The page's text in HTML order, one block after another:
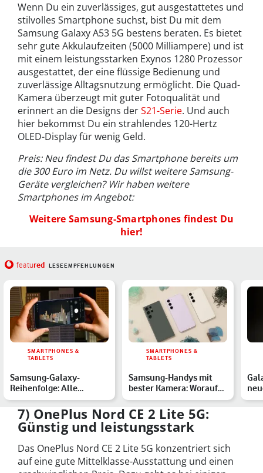
Wenn Du ein zuverlässiges, gut ausgestattetes und
stilvolles Smartphone suchst, bist Du mit dem
Samsung Galaxy A53 5G bestens beraten. Es bietet
sehr gute Akkulaufzeiten (5000 Milliampere) und ist
mit einem leistungsstarken Exynos 1280 Prozessor
ausgestattet, der eine flüssige Bedienung und
zuverlässige Alltagsnutzung ermöglicht. Die Quad-
Kamera überzeugt mit guter Fotoqualität und
erinnert an die Designs derS21-Serie. Und auch
hier bekommst Du ein strahlendes 120-Hertz
OLED-Display für wenig Geld.
Preis: Neu findest Du das Smartphone bereits um
die 300 Euro im Netz. Du willst weitere Samsung-
Geräte vergleichen? Wir haben weitere
Smartphones im Angebot:
Weitere Samsung-Smartphones findest Du
hier!
featured LESEEMPFEHLUNGEN
SMARTPHONES &
TABLETS
Samsung-Galaxy-
Reihenfolge: Alle
Smartphones in der
Übersicht
SMARTPHONES &
TABLETS
Samsung-Handys mit
bester Kamera: Worauf
es für gute Fotos
ankomm…
7) OnePlus Nord CE 2 Lite 5G:
Günstig und leistungsstark
Das OnePlus Nord CE 2 Lite 5G konzentriert sich
auf eine gute Mittelklasse-Ausstattung und einen